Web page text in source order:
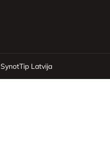
SynotTip Latvija